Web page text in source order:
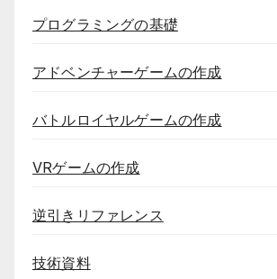
プログラミングの基礎
アドベンチャーゲームの作成
バトルロイヤルゲームの作成
VRゲームの作成
逆引きリファレンス
技術資料